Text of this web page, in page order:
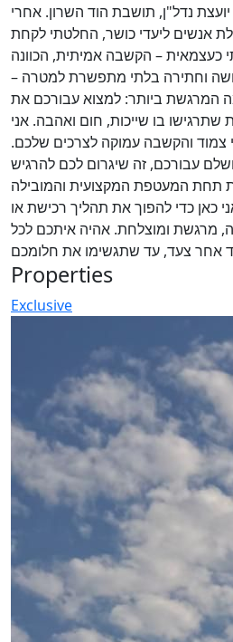
נדל"ן, תושבת הוד השרון. אחרי
אנשים ליעדי כושר, החלטתי לקחת
כעצמאית – הקשבה אמיתית, הכוונה
וחתירה בלתי מתפשרת למטרה –
המרגשת ביותר: למצוא עבורכם את
בו שייכות, חום ואהבה. אני
צמוד והקשבה עמוקה לצרכים שלכם.
עבורכם, זה שיגרום לכם להרגיש
תחת המעטפת המקצועית והמובילה
כאן כדי להפוך את תהליך רכישת או
מרגשת ומוצלחת. אהיה איתכם לכל
Properties
Exclusive